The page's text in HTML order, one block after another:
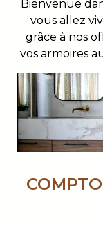
Bienvenue
vous allez
grâce à nos
vos armoires